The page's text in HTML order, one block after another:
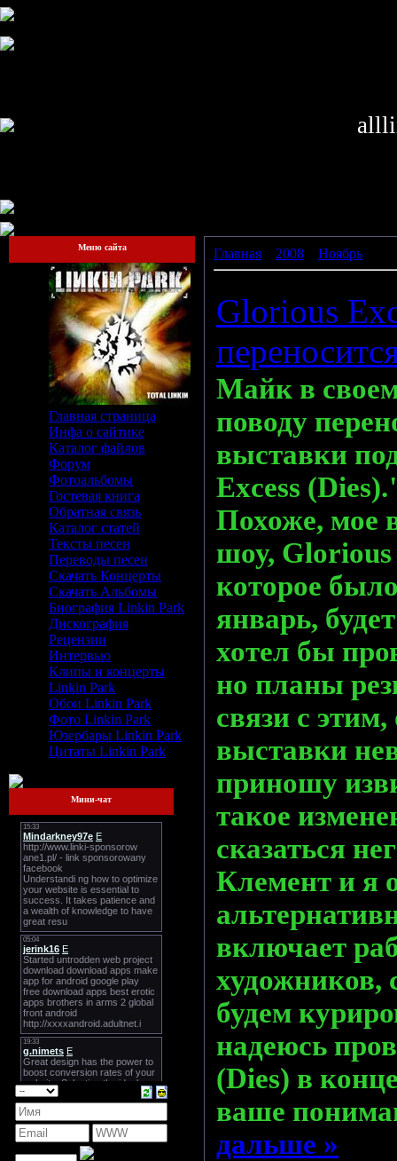
Меню сайта
Главная страница
Инфа о сайтике
Каталог файлов
Форум
Фотоальбомы
Гостевая книга
Обратная связь
Каталог статей
Тексты песен
Переводы песен
Скачать Концерты
Скачать Альбомы
Биография Linkin Park
Дискография
Рецензии
Интервью
Клипы и концерты
Linkin Park
Обои Linkin Park
Фото Linkin Park
Юзербары Linkin Park
Цитаты Linkin Park
Мини-чат
Главная 2008 Ноябрь
Glorious
Майк в
поводу
выставки
Excess
Похоже, мое
шоу, Glorious
которое
январь,
хотел бы
но планы
связи с
выставки
приношу
такое
сказаться
Клемент и я
включает
художников,
будем
надеюсь
(Dies) в
ваше
дальше »